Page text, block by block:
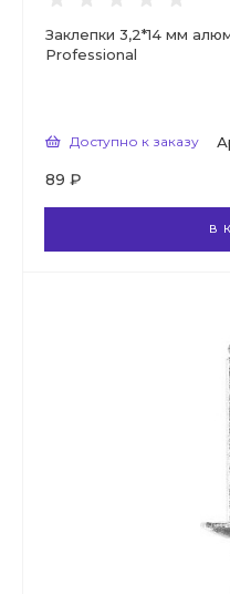
Заклепки 3,2*14 мм
Professional
Доступно к заказу
89 ₽
В